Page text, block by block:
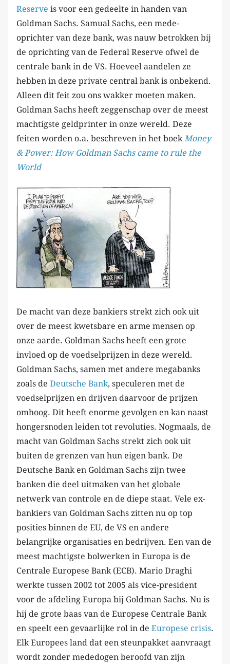
Reserve is voor een gedeelte in handen van
Goldman Sachs. Samual Sachs, een mede-
oprichter van deze bank, was nauw betrokken bij
de oprichting van de Federal Reserve ofwel de
centrale bank in de VS. Hoeveel aandelen ze
hebben in deze private central bank is onbekend.
Alleen dit feit zou ons wakker moeten maken.
Goldman Sachs heeft zeggenschap over de meest
machtigste geldprinter in onze wereld. Deze
feiten worden o.a. beschreven in het boek Money
& Power: How Goldman Sachs came to rule the
World
De macht van deze bankiers strekt zich ook uit
over de meest kwetsbare en arme mensen op
onze aarde. Goldman Sachs heeft een grote
invloed op de voedselprijzen in deze wereld.
Goldman Sachs, samen met andere megabanks
zoals de Deutsche Bank, speculeren met de
voedselprijzen en drijven daarvoor de prijzen
omhoog. Dit heeft enorme gevolgen en kan naast
hongersnoden leiden tot revoluties. Nogmaals, de
macht van Goldman Sachs strekt zich ook uit
buiten de grenzen van hun eigen bank. De
Deutsche Bank en Goldman Sachs zijn twee
banken die deel uitmaken van het globale
netwerk van controle en de diepe staat. Vele ex-
bankiers van Goldman Sachs zitten nu op top
posities binnen de EU, de VS en andere
belangrijke organisaties en bedrijven. Een van de
meest machtigste bolwerken in Europa is de
Centrale Europese Bank (ECB). Mario Draghi
werkte tussen 2002 tot 2005 als vice-president
voor de afdeling Europa bij Goldman Sachs. Nu is
hij de grote baas van de Europese Centrale Bank
en speelt een gevaarlijke rol in de Europese crisis.
Elk Europees land dat een steunpakket aanvraagt
wordt zonder mededogen beroofd van zijn